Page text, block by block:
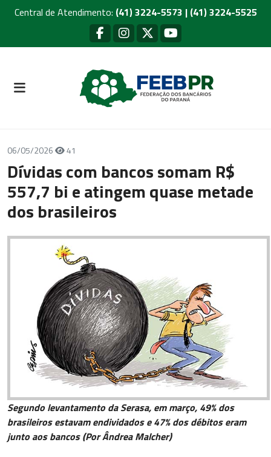
Central de Atendimento: (41) 3224-5573 | (41) 3224-5525
06/05/2026 41
Dívidas com bancos somam R$
557,7 bi e atingem quase metade
dos brasileiros
Segundo levantamento da Serasa, em março, 49% dos
brasileiros estavam endividados e 47% dos débitos eram
junto aos bancos (Por Ândrea Malcher)